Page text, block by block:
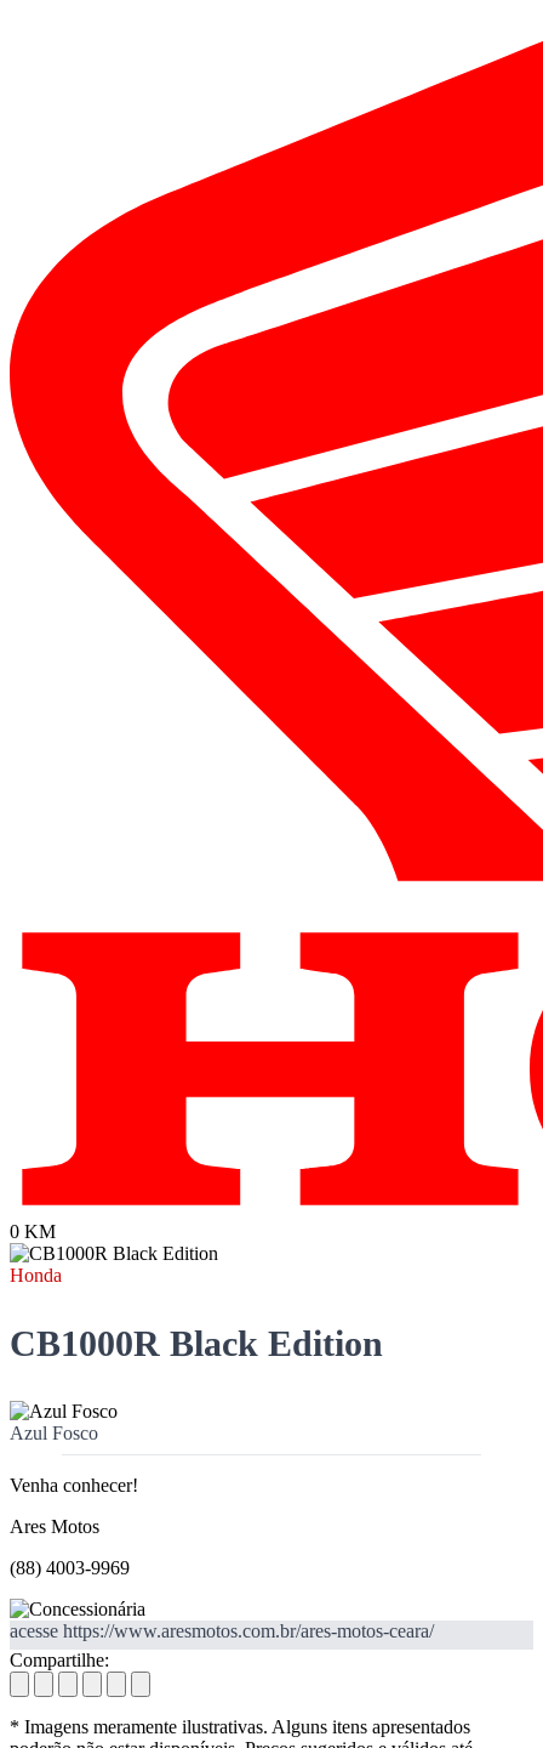
0 KM
Honda
CB1000R Black Edition
Azul Fosco
Venha conhecer!
Ares Motos
(88) 4003-9969
acesse https://www.aresmotos.com.br/ares-motos-ceara/
Compartilhe:
* Imagens meramente ilustrativas. Alguns itens apresentados